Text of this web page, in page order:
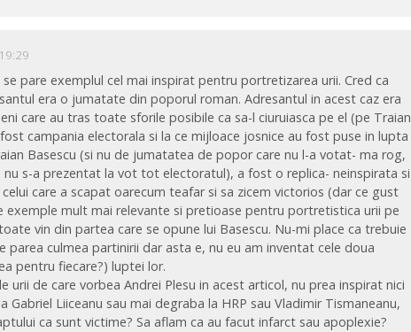
se pare exemplul cel mai inspirat pentru portretizarea urii. Cred ca
era o jumatate din poporul roman. Adresantul in acest caz era
care au tras toate sforile posibile ca sa-l ciuruiasca pe el (pe Traian
campania electorala si la ce mijloace josnice au fost puse in lupta
Basescu (si nu de jumatatea de popor care nu l-a votat- ma rog,
nu s-a prezentat la vot tot electoratul), a fost o replica- neinspirata si
care a scapat oarecum teafar si sa zicem victorios (dar ce gust
exemple mult mai relevante si pretioase pentru portretistica urii pe
vin din partea care se opune lui Basescu. Nu-mi place ca trebuie
parea culmea partinirii dar asta e, nu eu am inventat cele doua
pentru fiecare?) luptei lor.
urii de care vorbea Andrei Plesu in acest articol, nu prea inspirat nici
Gabriel Liiceanu sau mai degraba la HRP sau Vladimir Tismaneanu,
ca sunt victime? Sa aflam ca au facut infarct sau apoplexie?